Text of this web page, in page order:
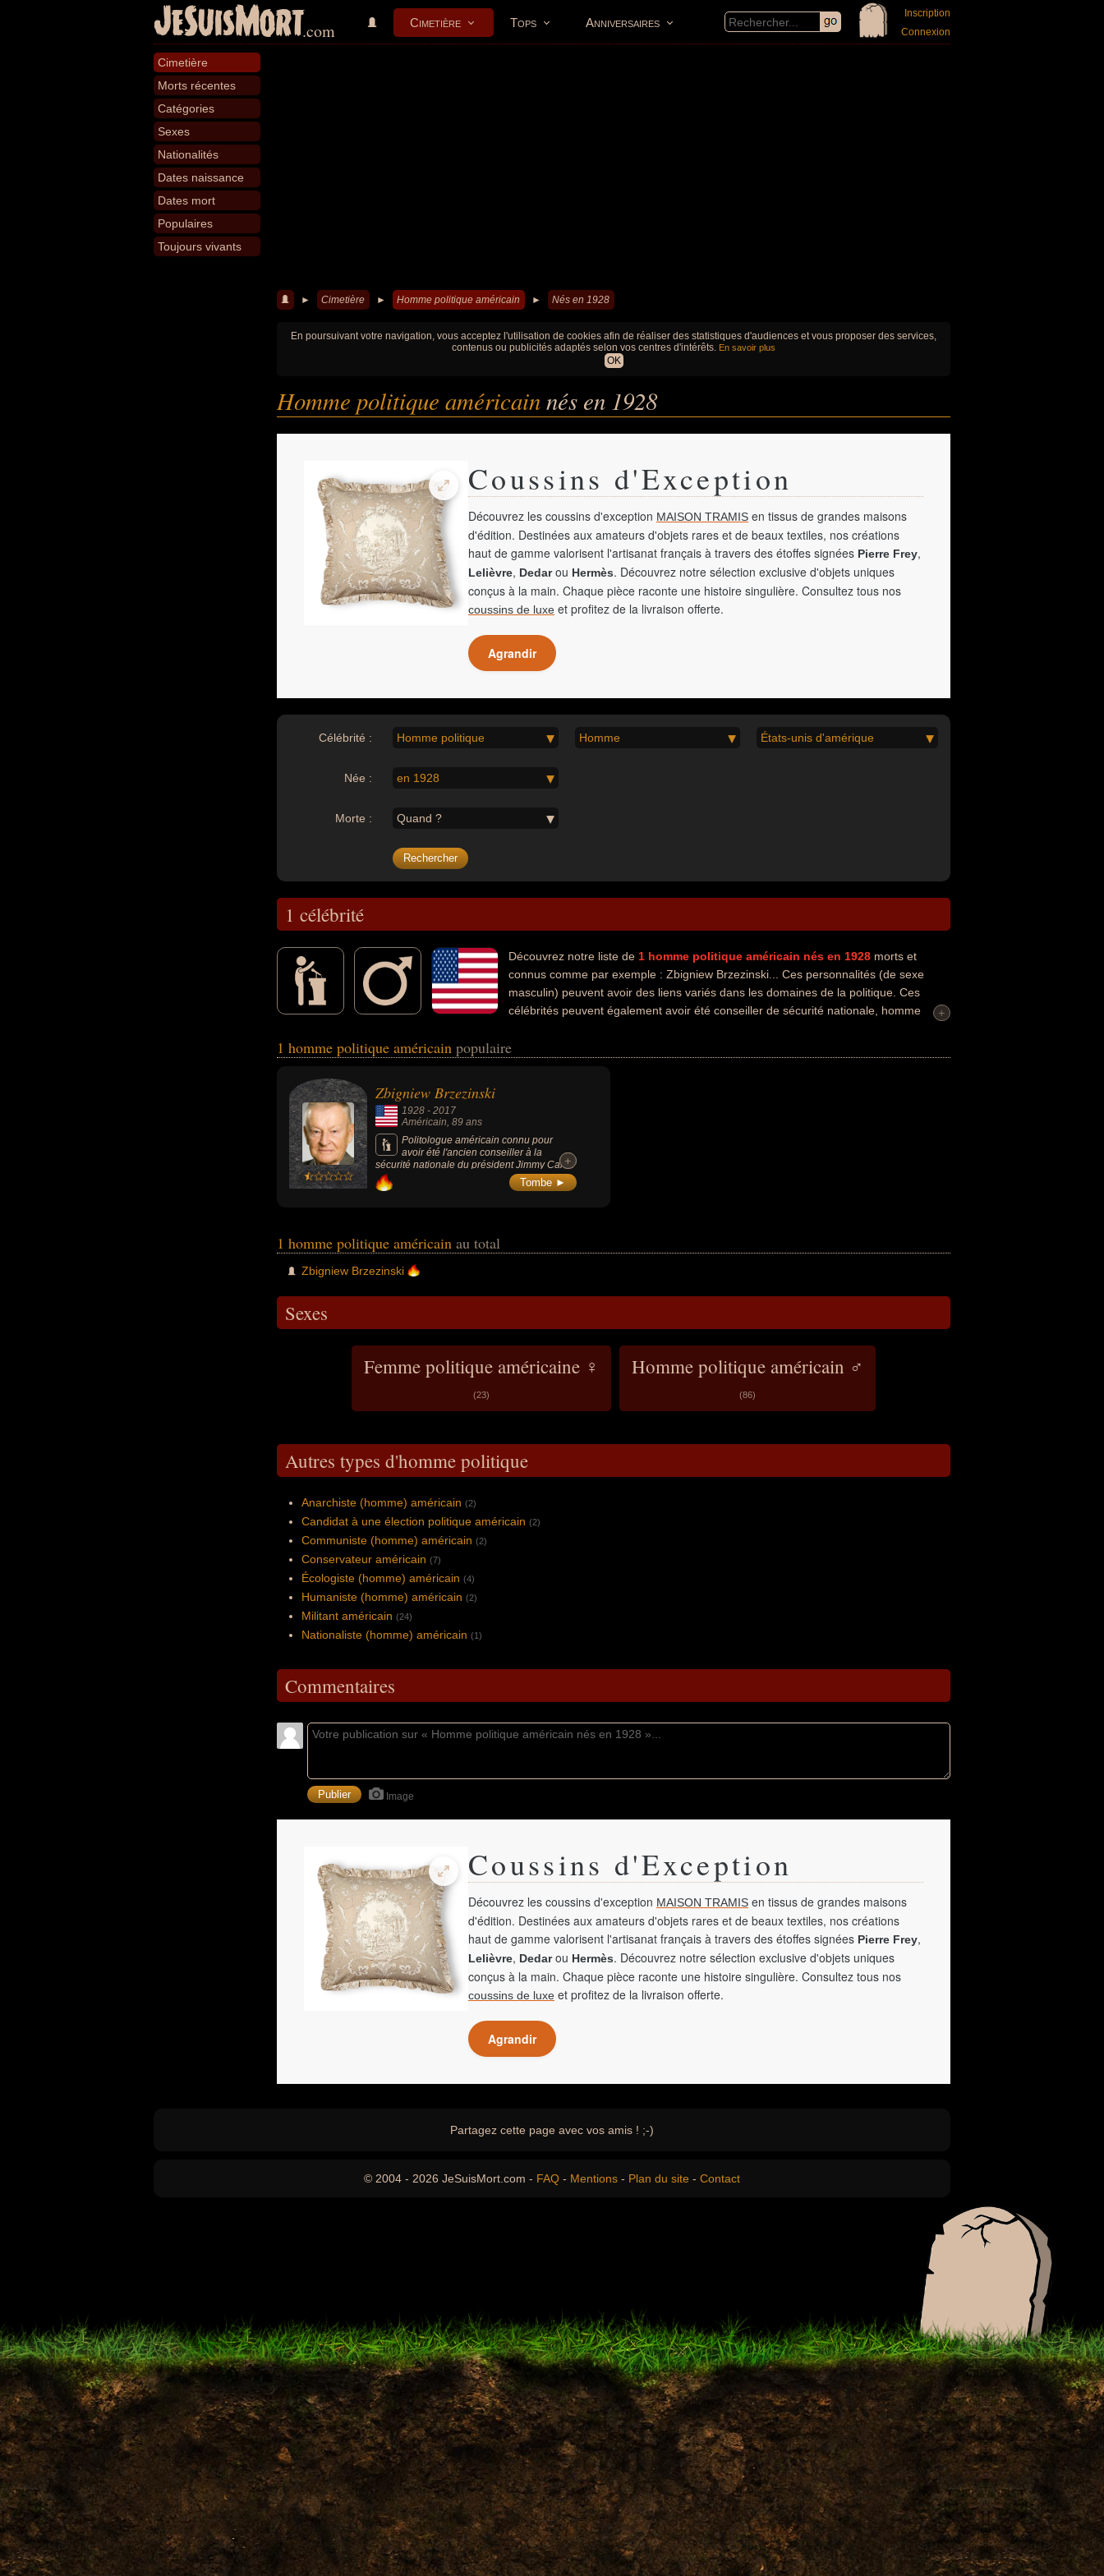
JeSuisMort.com Cimetière Tops Anniversaires
Inscription
Connexion
Cimetière
Morts récentes
Catégories
Sexes
Nationalités
Dates naissance
Dates mort
Populaires
Toujours vivants
► Cimetière ► Homme politique américain ► Nés en 1928
En poursuivant votre navigation, vous acceptez l'utilisation de cookies afin de réaliser des statistiques d'audiences et vous proposer des services,
contenus ou publicités adaptés selon vos centres d'intérêts. En savoir plus
OK
Homme politique américainnés en 1928
Coussins d'Exception
Découvrez les coussins d'exception MAISON TRAMIS en tissus de grandes maisons
d'édition. Destinées aux amateurs d'objets rares et de beaux textiles, nos créations
haut de gamme valorisent l'artisanat français à travers des étoffes signées Pierre Frey,
Lelièvre, Dedarou Hermès. Découvrez notre sélection exclusive d'objets uniques
conçus à la main. Chaque pièce raconte une histoire singulière. Consultez tous nos
coussins de luxe et profitez de la livraison offerte.
Agrandir
Célébrité : Homme politique Homme États-unis d'amérique
Née : en 1928
Morte : Quand ?
1 célébrité
Découvrez notre liste de 1 homme politique américain nés en 1928 morts et
connus comme par exemple : Zbigniew Brzezinski... Ces personnalités (de sexe
masculin) peuvent avoir des liens variés dans les domaines de la politique. Ces
célébrités peuvent également avoir été conseiller de sécurité nationale, homme
+
1 homme politique américain populaire
Zbigniew Brzezinski
1928 - 2017
Américain, 89 ans
Politologue américain connu pour
avoir été l'ancien conseiller à la
sécurité nationale du président Jimmy Carter
dans les années 1980 et grande figure de la
politique étrangère américaine.
+
+
Tombe ►
1 homme politique américain au total
Zbigniew Brzezinski
Sexes
Femme politique américaine ♀
(23)
Homme politique américain ♂
(86)
Autres types d'homme politique
Anarchiste (homme) américain (2)
Candidat à une élection politique américain (2)
Communiste (homme) américain (2)
Conservateur américain (7)
Écologiste (homme) américain (4)
Humaniste (homme) américain (2)
Militant américain (24)
Nationaliste (homme) américain (1)
Commentaires
Image
Coussins d'Exception
Découvrez les coussins d'exception MAISON TRAMIS en tissus de grandes maisons
d'édition. Destinées aux amateurs d'objets rares et de beaux textiles, nos créations
haut de gamme valorisent l'artisanat français à travers des étoffes signées Pierre Frey,
Lelièvre, Dedarou Hermès. Découvrez notre sélection exclusive d'objets uniques
conçus à la main. Chaque pièce raconte une histoire singulière. Consultez tous nos
coussins de luxe et profitez de la livraison offerte.
Agrandir
Partagez cette page avec vos amis ! ;-)
© 2004 - 2026 JeSuisMort.com - FAQ - Mentions - Plan du site - Contact